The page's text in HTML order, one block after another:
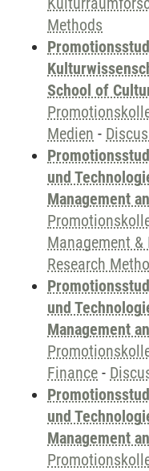
Methods
School of
Medien -
und
Management
Management
Research
und
Management
Finance -
und
Management